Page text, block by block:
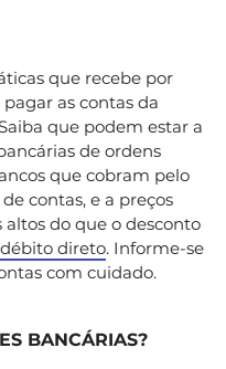
que recebe por
as contas da
que podem estar a
de ordens
que cobram pelo
contas, e a preços
do que o desconto
débito direto. Informe-se
com cuidado.
BANCÁRIAS?